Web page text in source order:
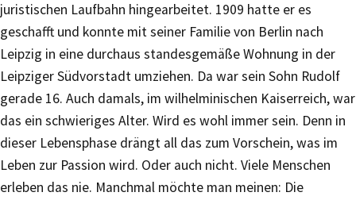
juristischen Laufbahn hingearbeitet. 1909 hatte er es
geschafft und konnte mit seiner Familie von Berlin nach
Leipzig in eine durchaus standesgemäße Wohnung in der
Leipziger Südvorstadt umziehen. Da war sein Sohn Rudolf
gerade 16. Auch damals, im wilhelminischen Kaiserreich, war
das ein schwieriges Alter. Wird es wohl immer sein. Denn in
dieser Lebensphase drängt all das zum Vorschein, was im
Leben zur Passion wird. Oder auch nicht. Viele Menschen
erleben das nie. Manchmal möchte man meinen: Die